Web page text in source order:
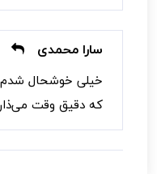
سارا محمدی
خیلی خوشحال شدم
که دقیق وقت